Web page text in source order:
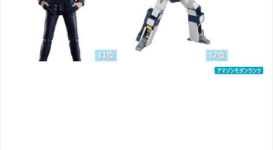
11位 12位